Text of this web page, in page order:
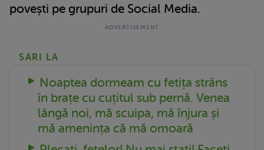
povești pe grupuri de Social Media.
SARI LA
Noaptea dormeam cu fetița strâns
în brațe cu cuțitul sub pernă. Venea
lângă noi, mă scuipa, mă înjura și
mă amenința că mă omoară